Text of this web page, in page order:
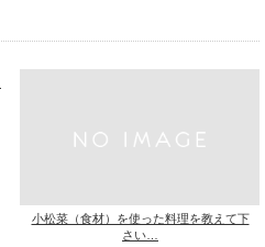
小松菜（食材）を使った料理を教えて下
さい…